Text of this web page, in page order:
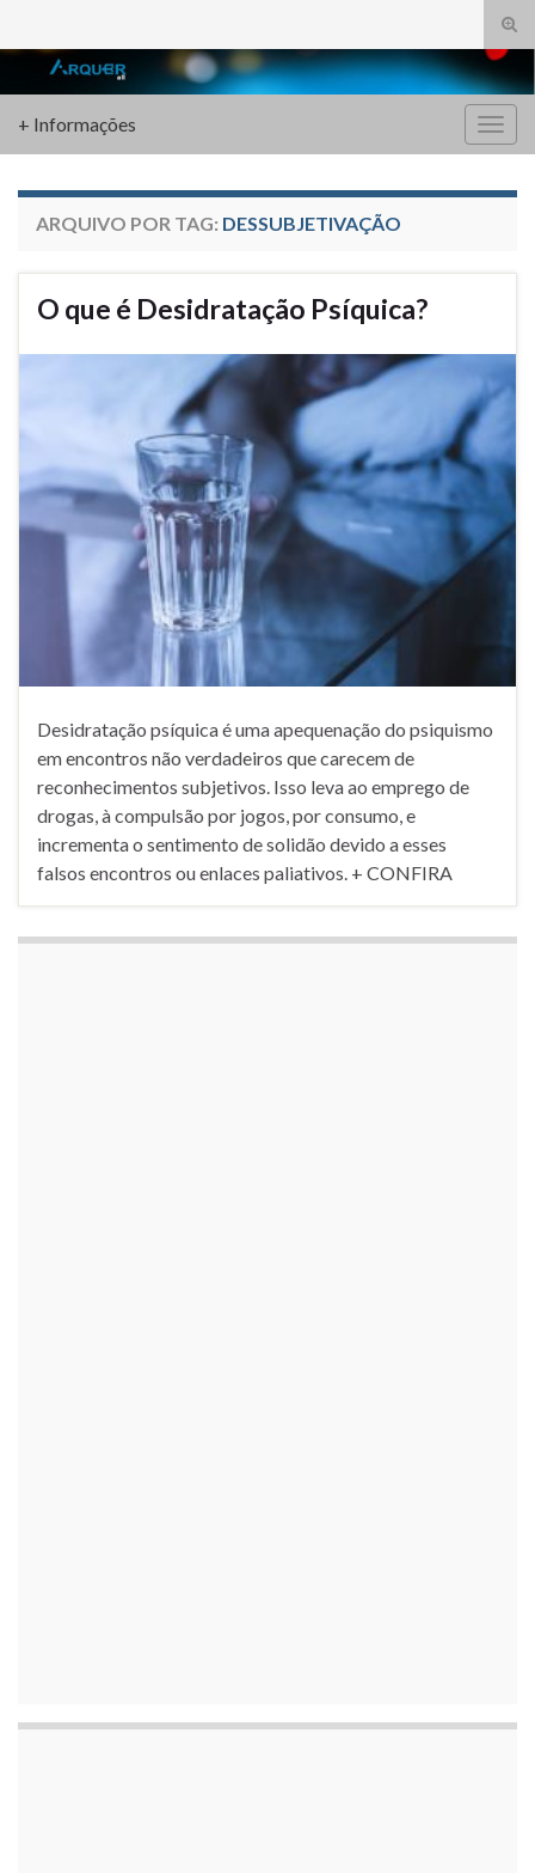
de
Search for:
+ Informações
ARQUIVO POR TAG: DESSUBJETIVAÇÃO
O que é Desidratação Psíquica?
Desidratação psíquica é uma apequenação do psiquismo
em encontros não verdadeiros que carecem de
reconhecimentos subjetivos. Isso leva ao emprego de
drogas, à compulsão por jogos, por consumo, e
incrementa o sentimento de solidão devido a esses
falsos encontros ou enlaces paliativos. + CONFIRA